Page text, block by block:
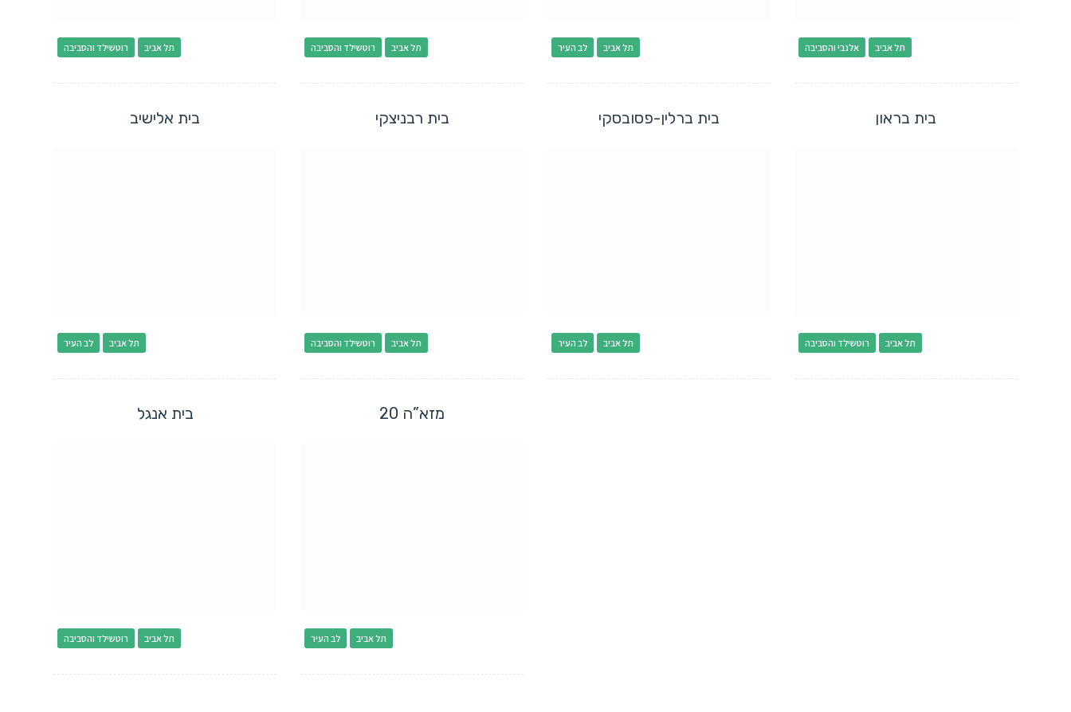
רוטשילד והסביבה תל אביב רוטשילד והסביבה תל אביב לב העיר תל אביב אלנבי והסביבה תל אביב
בית אלישיב
לב העיר תל אביב
בית רבניצקי
רוטשילד והסביבה תל אביב
בית ברלין-פסובסקי
לב העיר תל אביב
בית בראון
רוטשילד והסביבה תל אביב
בית אנגל
רוטשילד והסביבה תל אביב
מזא”ה 20
לב העיר תל אביב